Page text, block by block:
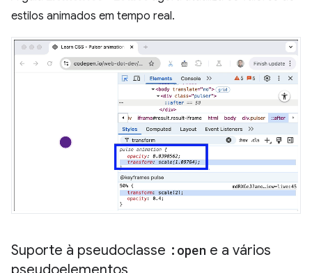
estilos animados em tempo real.
Suporte à pseudoclasse :open e a vários